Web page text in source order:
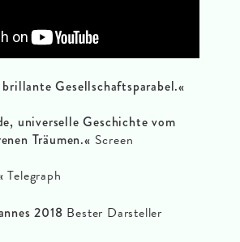
Gesellschaftsparabel.«
universelle Geschichte vom
Träumen.« Screen
Telegraph
2018 Bester Darsteller